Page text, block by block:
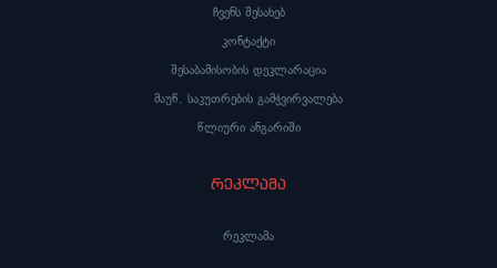
ჩვენს შესახებ
კონტაქტი
შესაბამისობის დეკლარაცია
მაუწ. საკუთრების გამჭვირვალება
წლიური ანგარიში
რეკლამა
რეკლამა